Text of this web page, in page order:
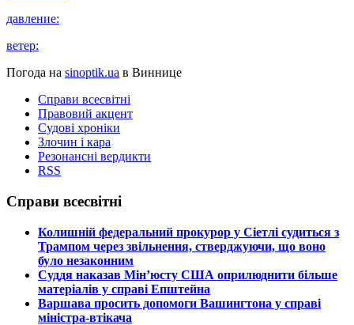
давление:
ветер:
Погода на sinoptik.ua в Виннице
Справи всесвітні
Правовий акцент
Судові хроніки
Злочин і кара
Резонансні вердикти
RSS
Справи всесвітні
​Колишній федеральний прокурор у Сіетлі судиться з
Трампом через звільнення, стверджуючи, що воно
було незаконним
​Суддя наказав Мін’юсту США оприлюднити більше
матеріалів у справі Епштейна
​Варшава просить допомоги Вашингтона у справі
міністра-втікача